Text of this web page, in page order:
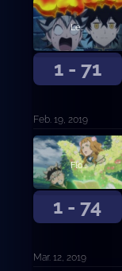
1 - 71
Leona imbatida sin corona
Feb. 19, 2019
1 - 74
Flor de determinación
Mar. 12, 2019